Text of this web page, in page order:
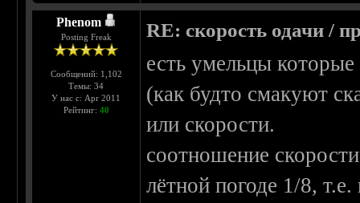
Phenom
Posting Freak
Сообщений: 1,102
Темы: 34
У нас с: Apr 2011
Рейтинг: 40
RE: скорость одачи /
есть умельцы
(как будто смакуют
или скорости.
соотношение
лётной погоде 1/8,